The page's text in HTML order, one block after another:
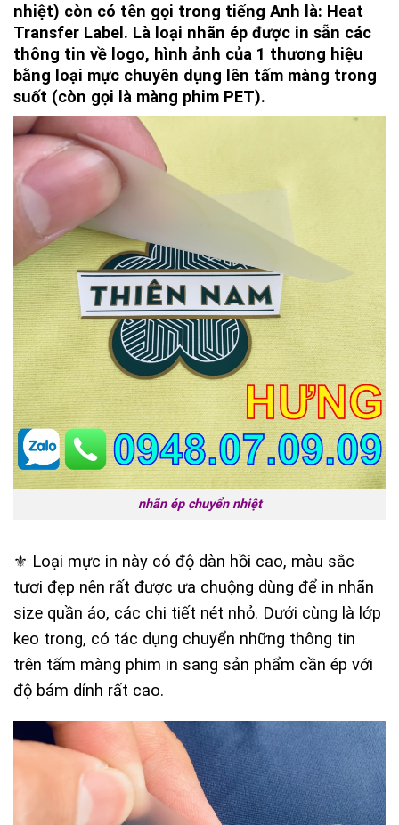
nhiệt) còn có tên gọi trong tiếng Anh là: Heat
Transfer Label. Là loại nhãn ép được in sẵn các
thông tin về logo, hình ảnh của 1 thương hiệu
bằng loại mực chuyên dụng lên tấm màng trong
suốt (còn gọi là màng phim PET).
nhãn ép chuyển nhiệt
⚜️ Loại mực in này có độ dàn hồi cao, màu sắc
tươi đẹp nên rất được ưa chuộng dùng để in nhãn
size quần áo, các chi tiết nét nhỏ. Dưới cùng là lớp
keo trong, có tác dụng chuyển những thông tin
trên tấm màng phim in sang sản phẩm cần ép với
độ bám dính rất cao.